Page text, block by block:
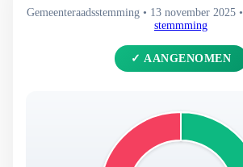
Gemeenteraadsstemming • 13 november 2025 •
stemmming
✓ AANGENOMEN